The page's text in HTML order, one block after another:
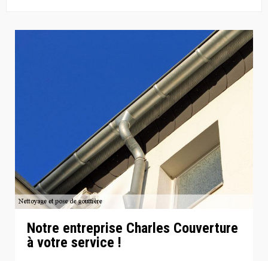
Notre entreprise Charles Couverture
à votre service !